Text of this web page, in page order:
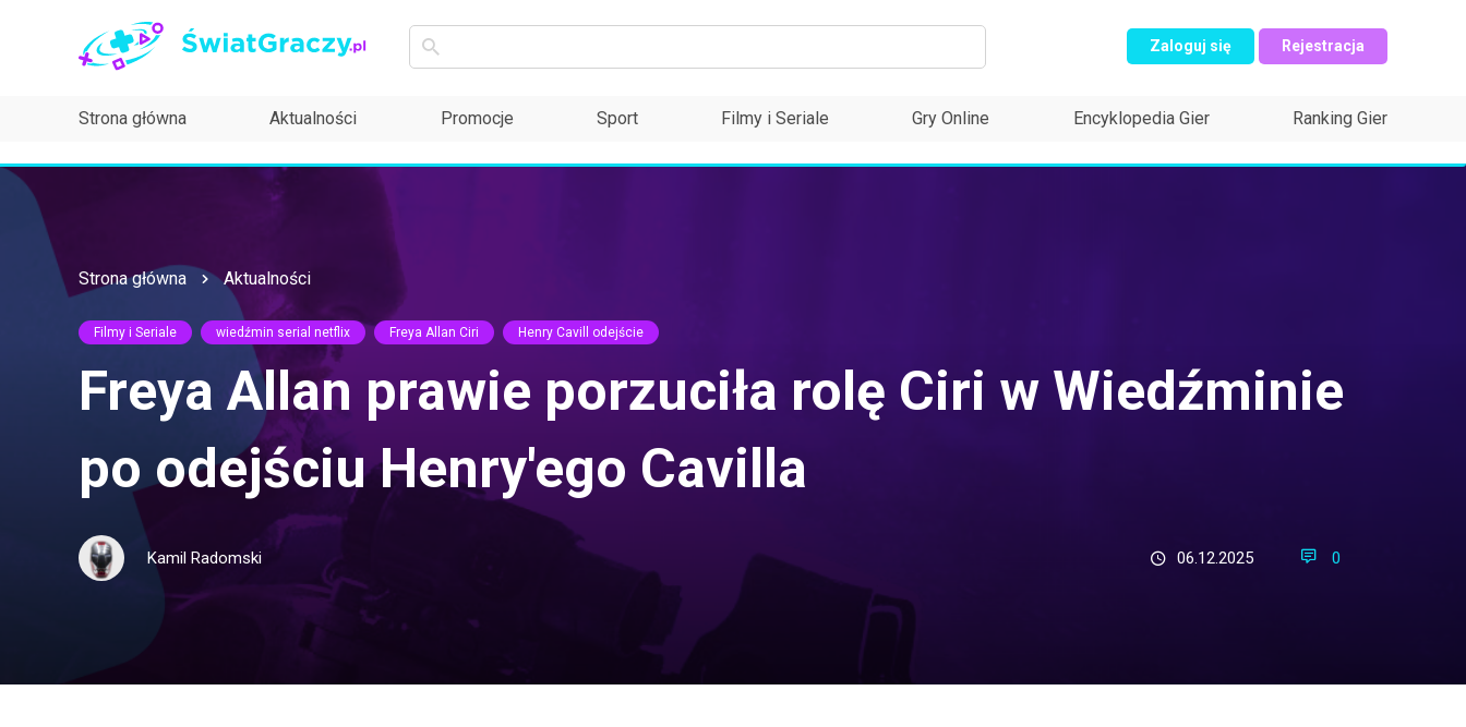
Zaloguj się Rejestracja
Strona główna Aktualności Promocje Sport Filmy i Seriale Gry Online Encyklopedia Gier Ranking Gier
Strona główna Aktualności
Filmy i Seriale wiedźmin serial netflix Freya Allan Ciri Henry Cavill odejście
Freya Allan prawie porzuciła rolę Ciri w Wiedźminie
po odejściu Henry'ego Cavilla
Kamil Radomski 06.12.2025 0